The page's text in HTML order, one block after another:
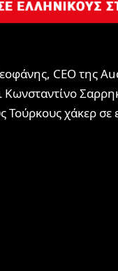
CEO της
Τούρκους χάκερ σε